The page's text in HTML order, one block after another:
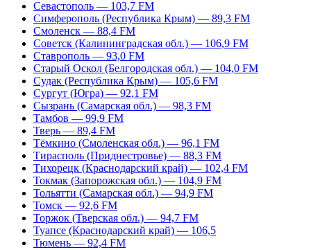
Севастополь — 103,7 FM
Симферополь (Республика Крым) — 89,3 FM
Смоленск — 88,4 FM
Советск (Калининградская обл.) — 106,9 FM
Ставрополь — 93,0 FM
Старый Оскол (Белгородская обл.) — 104,0 FM
Судак (Республика Крым) — 105,6 FM
Сургут (Югра) — 92,1 FM
Сызрань (Самарская обл.) — 98,3 FM
Тамбов — 99,9 FM
Тверь — 89,4 FM
Тёмкино (Смоленская обл.) — 96,1 FM
Тирасполь (Приднестровье) — 88,3 FM
Тихорецк (Краснодарский край) — 102,4 FM
Токмак (Запорожская обл.) — 104,9 FM
Тольятти (Самарская обл.) — 94,9 FM
Томск — 92,6 FM
Торжок (Тверская обл.) — 94,7 FM
Туапсе (Краснодарский край) — 106,5
Тюмень — 92,4 FM